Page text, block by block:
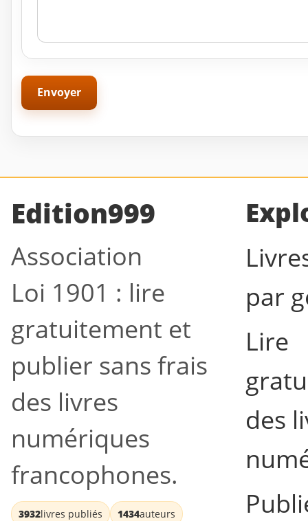
Edition999
Association
Loi 1901 : lire
gratuitement et
publier sans frais
des livres
numériques
francophones.
3932livres publiés 1434auteurs
par
Lire
des